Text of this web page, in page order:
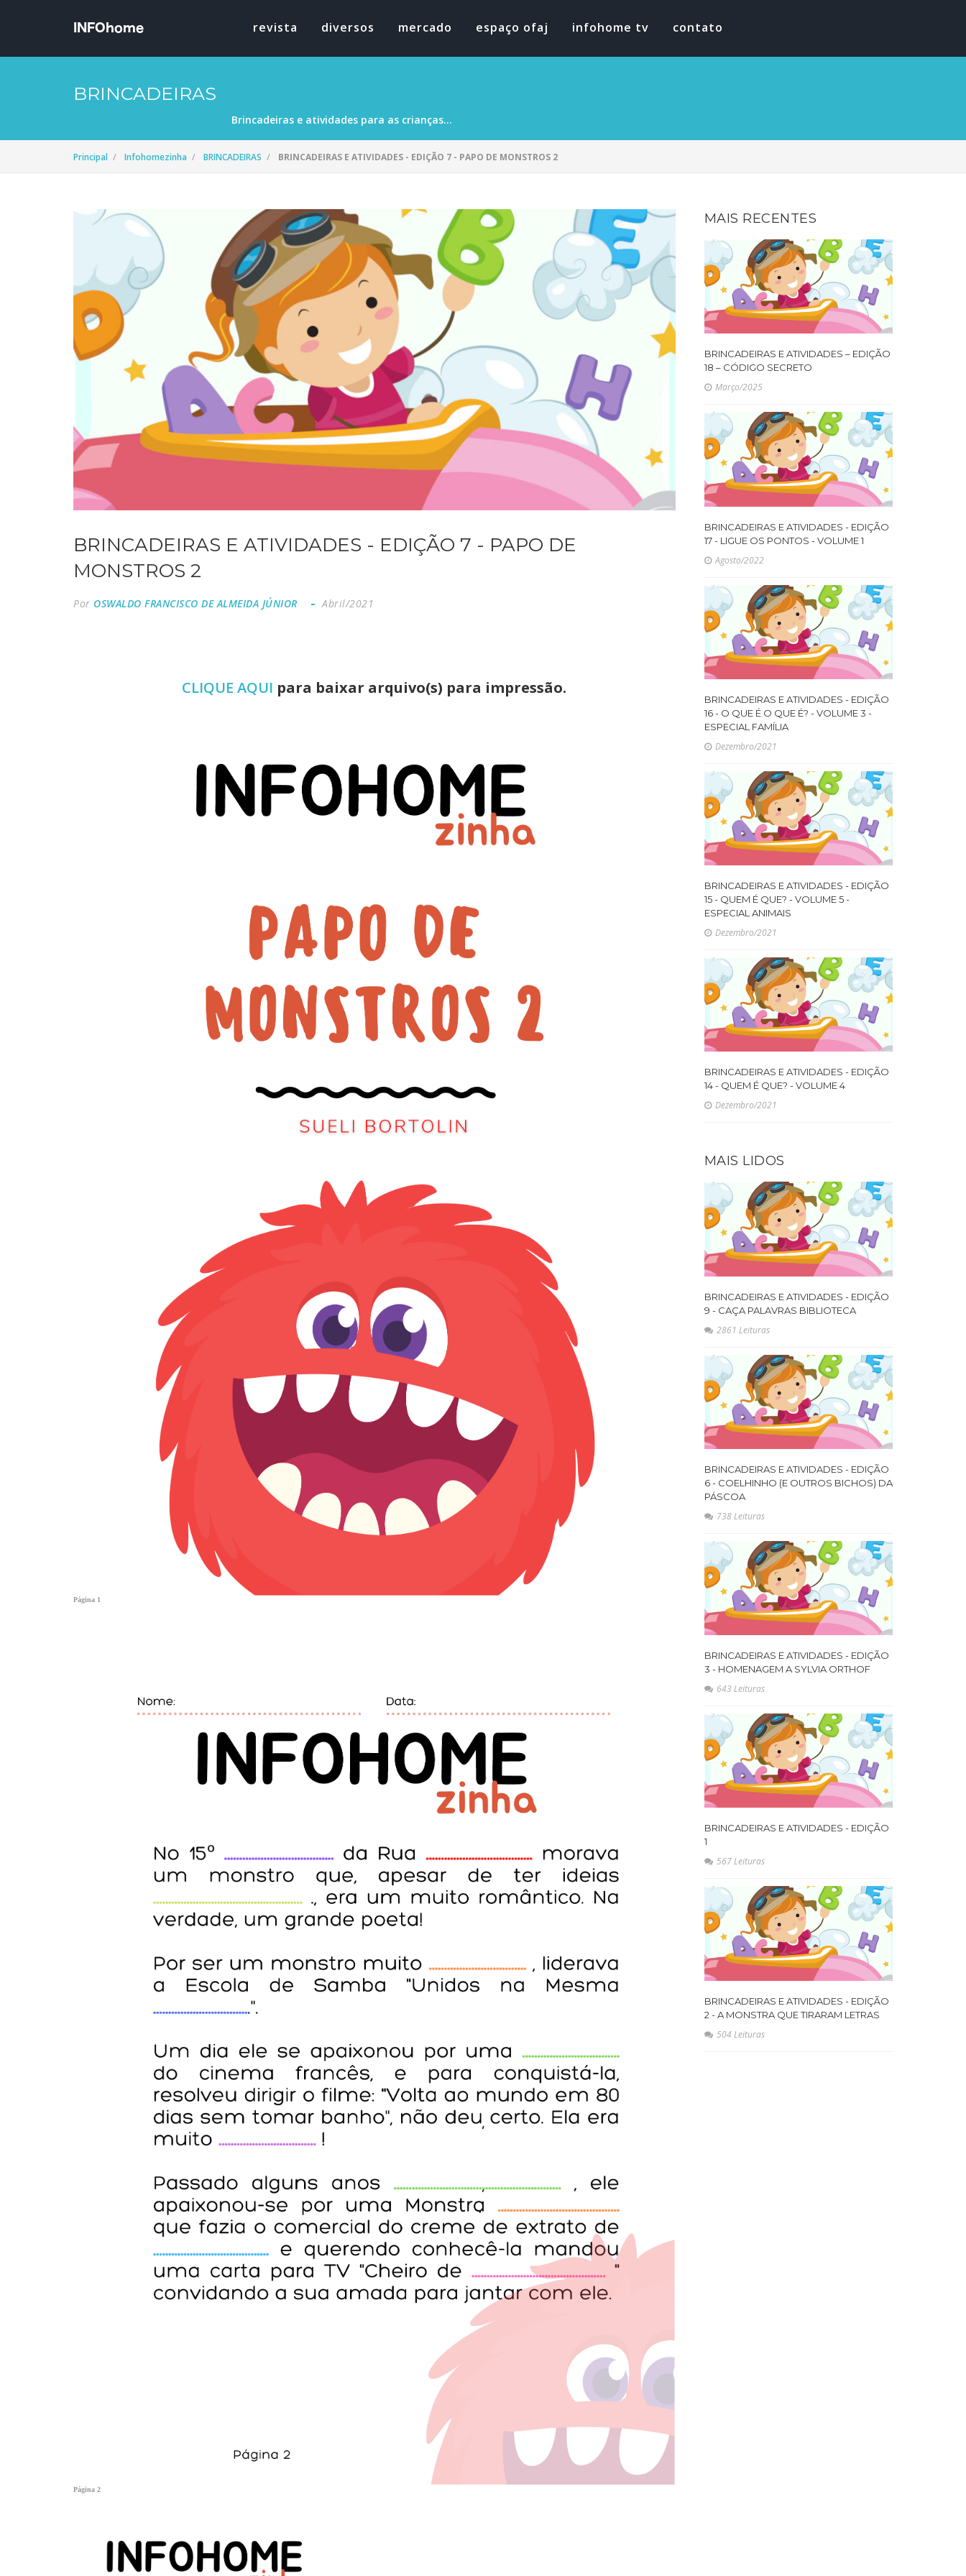
revista diversos mercado espaço ofaj infohome tv contato
BRINCADEIRAS
Brincadeiras e atividades para as crianças...
Principal Infohomezinha BRINCADEIRAS BRINCADEIRAS E ATIVIDADES - EDIÇÃO 7 - PAPO DE MONSTROS 2
BRINCADEIRAS E ATIVIDADES - EDIÇÃO 7 - PAPO DE
MONSTROS 2
Por OSWALDO FRANCISCO DE ALMEIDA JÚNIOR Abril/2021
CLIQUE AQUI para baixar arquivo(s) para impressão.
Página 1
Página 2
MAIS RECENTES
BRINCADEIRAS E ATIVIDADES – EDIÇÃO
18 – CÓDIGO SECRETO
Março/2025
BRINCADEIRAS E ATIVIDADES - EDIÇÃO
17 - LIGUE OS PONTOS - VOLUME 1
Agosto/2022
BRINCADEIRAS E ATIVIDADES - EDIÇÃO
16 - O QUE É O QUE É? - VOLUME 3 -
ESPECIAL FAMÍLIA
Dezembro/2021
BRINCADEIRAS E ATIVIDADES - EDIÇÃO
15 - QUEM É QUE? - VOLUME 5 -
ESPECIAL ANIMAIS
Dezembro/2021
BRINCADEIRAS E ATIVIDADES - EDIÇÃO
14 - QUEM É QUE? - VOLUME 4
Dezembro/2021
MAIS LIDOS
BRINCADEIRAS E ATIVIDADES - EDIÇÃO
9 - CAÇA PALAVRAS BIBLIOTECA
2861 Leituras
BRINCADEIRAS E ATIVIDADES - EDIÇÃO
6 - COELHINHO (E OUTROS BICHOS) DA
PÁSCOA
738 Leituras
BRINCADEIRAS E ATIVIDADES - EDIÇÃO
3 - HOMENAGEM A SYLVIA ORTHOF
643 Leituras
BRINCADEIRAS E ATIVIDADES - EDIÇÃO
1
567 Leituras
BRINCADEIRAS E ATIVIDADES - EDIÇÃO
2 - A MONSTRA QUE TIRARAM LETRAS
504 Leituras